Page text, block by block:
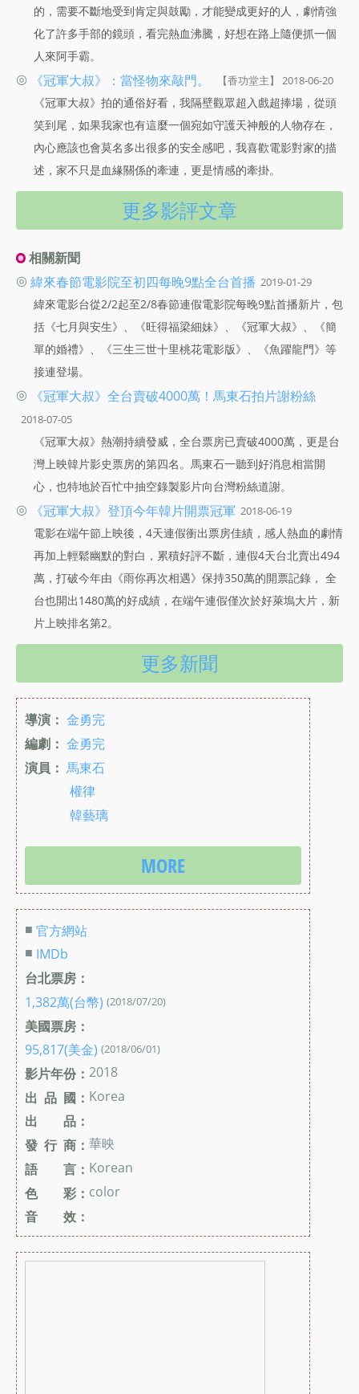
的，需要不斷地受到肯定與鼓勵，才能變成更好的人，劇情強
化了許多手部的鏡頭，看完熱血沸騰，好想在路上隨便抓一個
人來阿手霸。
◎ 《冠軍大叔》：當怪物來敲門。 【香功堂主】 2018-06-20
《冠軍大叔》拍的通俗好看，我隔壁觀眾超入戲超捧場，從頭
笑到尾，如果我家也有這麼一個宛如守護天神般的人物存在，
內心應該也會莫名多出很多的安全感吧，我喜歡電影對家的描
述，家不只是血緣關係的牽連，更是情感的牽掛。
更多影評文章
相關新聞
◎ 緯來春節電影院至初四每晚9點全台首播 2019-01-29
緯來電影台從2/2起至2/8春節連假電影院每晚9點首播新片，包
括《七月與安生》、《旺得福梁細妹》、《冠軍大叔》、《簡
單的婚禮》、《三生三世十里桃花電影版》、《魚躍龍門》等
接連登場。
◎ 《冠軍大叔》全台賣破4000萬！馬東石拍片謝粉絲
2018-07-05
《冠軍大叔》熱潮持續發威，全台票房已賣破4000萬，更是台
灣上映韓片影史票房的第四名。馬東石一聽到好消息相當開
心，也特地於百忙中抽空錄製影片向台灣粉絲道謝。
◎ 《冠軍大叔》登頂今年韓片開票冠軍 2018-06-19
電影在端午節上映後，4天連假衝出票房佳績，感人熱血的劇情
再加上輕鬆幽默的對白，累積好評不斷，連假4天台北賣出494
萬，打破今年由《雨你再次相遇》保持350萬的開票記錄， 全
台也開出1480萬的好成績，在端午連假僅次於好萊塢大片，新
片上映排名第2。
更多新聞
導演： 金勇完
編劇： 金勇完
演員： 馬東石
權律
韓藝璃
MORE
■ 官方網站
■ IMDb
台北票房：
1,382萬(台幣) (2018/07/20)
美國票房：
95,817(美金) (2018/06/01)
影片年份： 2018
出 品 國： Korea
出 品：
發 行 商： 華映
語 言： Korean
色 彩： color
音 效：